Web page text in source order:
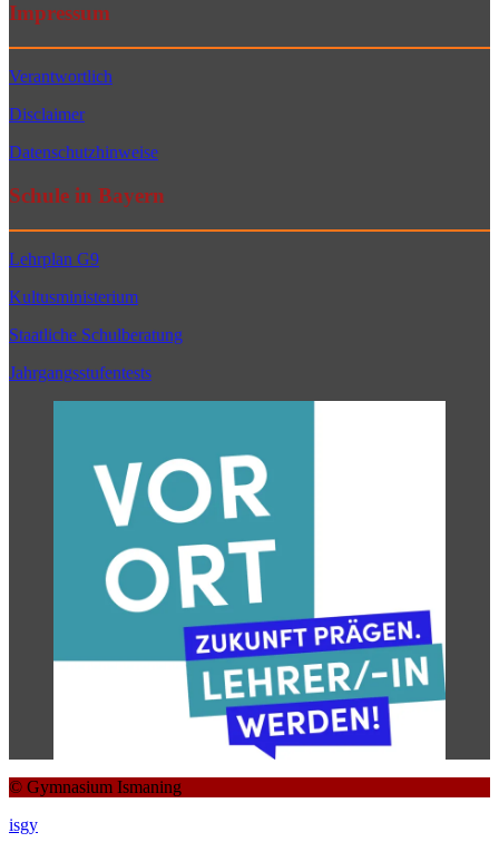
Impressum
Verantwortlich
Disclaimer
Datenschutzhinweise
Schule in Bayern
Lehrplan G9
Kultusministerium
Staatliche Schulberatung
Jahrgangsstufentests
© Gymnasium Ismaning
isgy